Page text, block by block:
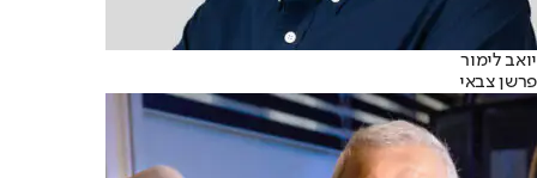
יואב לימור
פרשן צבאי